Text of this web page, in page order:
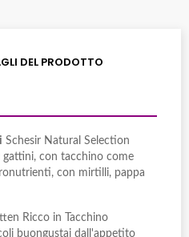
DEL PRODOTTO
Schesir Natural Selection
gattini, con tacchino come
con mirtilli, pappa
Ricco in Tacchino
buongustai dall'appetito